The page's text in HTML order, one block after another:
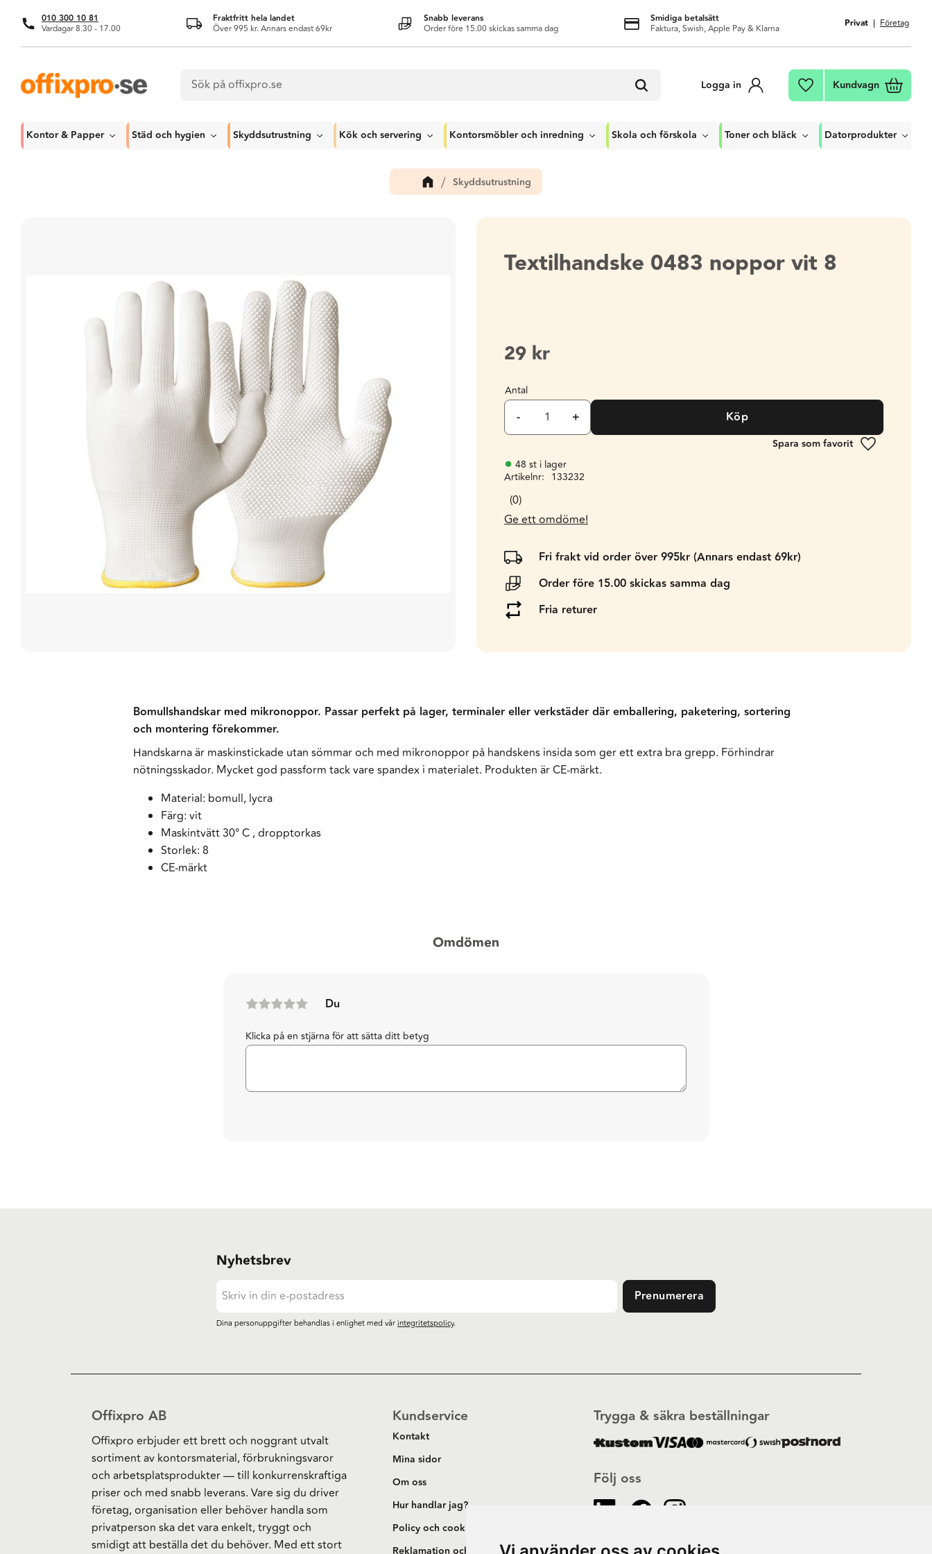
010 300 10 81
Vardagar 8.30 - 17.00
Fraktfritt hela landet
Över 995 kr. Annars endast 69kr
Snabb leverans
Order före 15.00 skickas samma dag
Smidiga betalsätt
Faktura, Swish, Apple Pay & Klarna Privat Företag
Logga in Favoriter
Kundvagn
Kontor & Papper Städ och hygien Skyddsutrustning Kök och servering Kontorsmöbler och inredning Skola och förskola Toner och bläck Datorprodukter
Skyddsutrustning
Textilhandske 0483 noppor vit 8
29 kr
Antal
+
- Köp
Lägg till i
48 st i lager
Artikelnr
133232
0
Ge ett omdöme!
Fri frakt vid order över 995kr (Annars endast 69kr)
Order före 15.00 skickas samma dag
Fria returer
Bomullshandskar med mikronoppor. Passar perfekt på lager, terminaler eller verkstäder där emballering, paketering, sortering
och montering förekommer.
Handskarna är maskinstickade utan sömmar och med mikronoppor på handskens insida som ger ett extra bra grepp. Förhindrar
nötningsskador. Mycket god passform tack vare spandex i materialet. Produkten är CE-märkt.
Material: bomull, lycra
Färg: vit
Maskintvätt 30° C , dropptorkas
Storlek: 8
CE-märkt
Omdömen
Du
Klicka på en stjärna för att sätta ditt betyg
Nyhetsbrev
Prenumerera
Dina personuppgifter behandlas i enlighet med vårintegritetspolicy.
Offixpro AB
Offixpro erbjuder ett brett och noggrant utvalt
sortiment av kontorsmaterial, förbrukningsvaror
och arbetsplatsprodukter — till konkurrenskraftiga
priser och med snabb leverans. Vare sig du driver
företag, organisation eller behöver handla som
privatperson ska det vara enkelt, tryggt och
smidigt att beställa det du behöver. Med ett stort
Kundservice
Kontakt
Mina sidor
Om oss
Hur handlar jag?
Policy och cookies
Följ oss
Trygga & säkra beställningar